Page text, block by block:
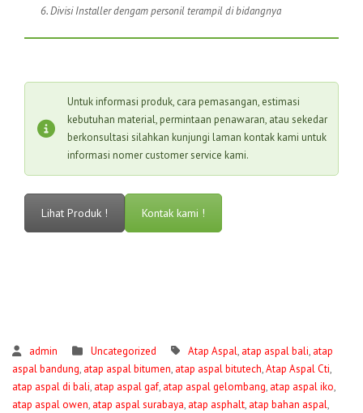
6. Divisi Installer dengam personil terampil di bidangnya
Untuk informasi produk, cara pemasangan, estimasi
kebutuhan material, permintaan penawaran, atau sekedar
berkonsultasi silahkan kunjungi laman kontak kami untuk
informasi nomer customer service kami.
Lihat Produk ! Kontak kami !
admin Uncategorized Atap Aspal, atap aspal bali, atap
aspal bandung, atap aspal bitumen, atap aspal bitutech,Atap Aspal Cti,
atap aspal di bali, atap aspal gaf, atap aspal gelombang, atap aspal iko,
atap aspal owen, atap aspal surabaya, atap asphalt, atap bahan aspal,